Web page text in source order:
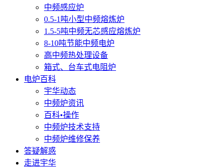
中频感应炉
0.5-1吨小型中频熔炼炉
1.5-5吨中频无芯感应熔炼炉
8-10吨节能中频电炉
高中频热处理设备
箱式、台车式电阻炉
电炉百科
宇华动态
中频炉资讯
百科•操作
中频炉技术支持
中频炉维修保养
答疑解惑
走进宇华